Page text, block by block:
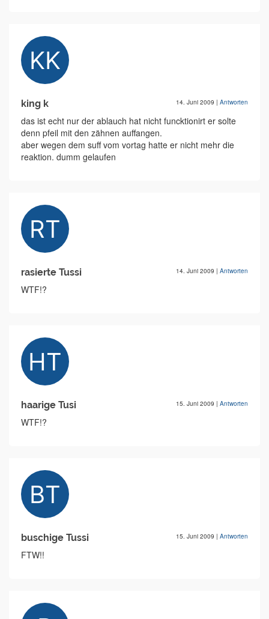
king k 14. Juni 2009 | Antworten
das ist echt nur der ablauch hat nicht funcktionirt er solte
denn pfeil mit den zähnen auffangen.
aber wegen dem suff vom vortag hatte er nicht mehr die
reaktion. dumm gelaufen
rasierte Tussi 14. Juni 2009 | Antworten
WTF!?
haarige Tusi 15. Juni 2009 | Antworten
WTF!?
buschige Tussi 15. Juni 2009 | Antworten
FTW!!